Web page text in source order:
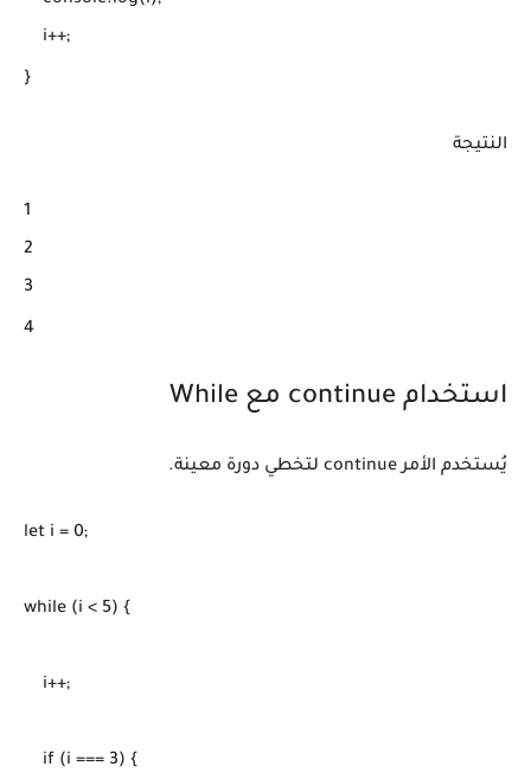
    i++;
}
النتيجة
1
2
3
4
استخدام continue مع While
يُستخدم الأمر continue لتخطي دورة معينة.
let i = 0;
while (i < 5) {
    i++;
    if (i === 3) {